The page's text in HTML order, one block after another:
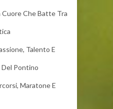
Cuore Che Batte Tra
Talento E
Del Pontino
Maratone E